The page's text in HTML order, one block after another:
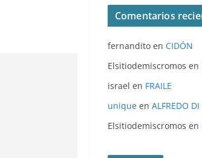
Comentarios
fernandito en CIDÓN
Elsitiodemiscromos en
israel en FRAILE
unique en ALFREDO DI
Elsitiodemiscromos en